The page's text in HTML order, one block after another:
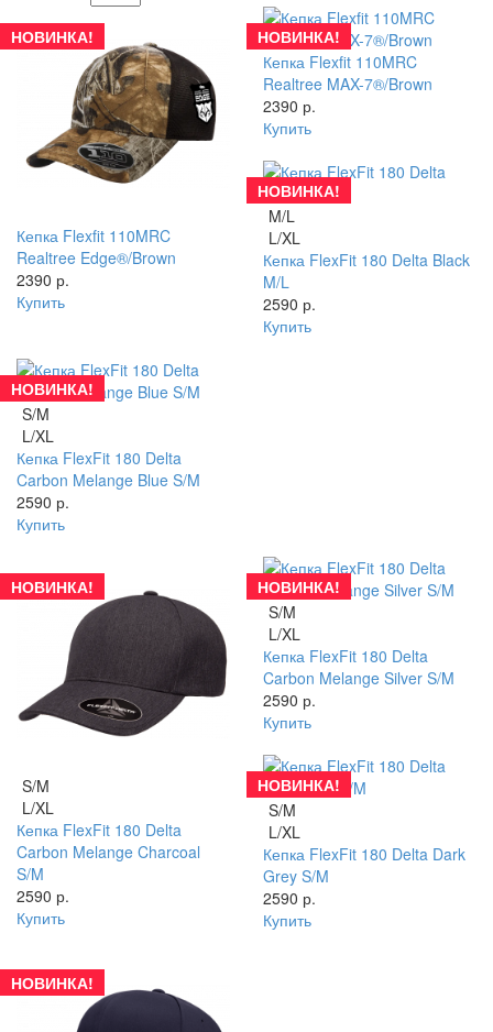
НОВИНКА!
Кепка Flexfit 110MRC
Realtree Edge®/Brown
2390 р.
Купить
НОВИНКА!
Кепка Flexfit 110MRC
Realtree MAX-7®/Brown
2390 р.
Купить
НОВИНКА!
M/L
L/XL
Кепка FlexFit 180 Delta Black
M/L
2590 р.
Купить
НОВИНКА!
S/M
L/XL
Кепка FlexFit 180 Delta
Carbon Melange Blue S/M
2590 р.
Купить
НОВИНКА!
S/M
L/XL
Кепка FlexFit 180 Delta
Carbon Melange Charcoal
S/M
2590 р.
Купить
НОВИНКА!
S/M
L/XL
Кепка FlexFit 180 Delta
Carbon Melange Silver S/M
2590 р.
Купить
НОВИНКА!
S/M
L/XL
Кепка FlexFit 180 Delta Dark
Grey S/M
2590 р.
Купить
НОВИНКА!